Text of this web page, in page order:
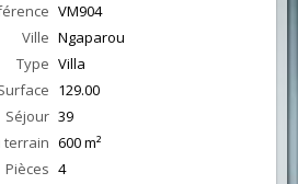
VM904
Ville Ngaparou
Type Villa
129.00
Séjour 39
terrain 600 m²
Pièces 4